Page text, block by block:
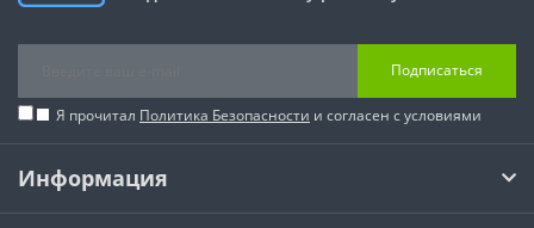
Подписаться
Я прочитал Политика Безопасности и согласен с условиями
Информация